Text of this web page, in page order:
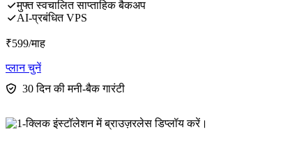
मुफ्त स्वचालित साप्ताहिक बैकअप
AI-प्रबंधित VPS
₹599/माह
प्लान चुनें
30 दिन की मनी-बैक गारंटी